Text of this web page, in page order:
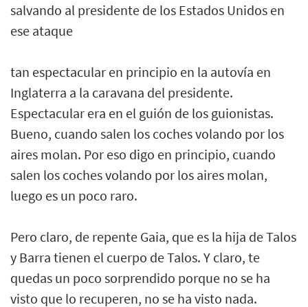
salvando al presidente de los Estados Unidos en
ese ataque
tan espectacular en principio en la autovía en
Inglaterra a la caravana del presidente.
Espectacular era en el guión de los guionistas.
Bueno, cuando salen los coches volando por los
aires molan. Por eso digo en principio, cuando
salen los coches volando por los aires molan,
luego es un poco raro.
Pero claro, de repente Gaia, que es la hija de Talos
y Barra tienen el cuerpo de Talos. Y claro, te
quedas un poco sorprendido porque no se ha
visto que lo recuperen, no se ha visto nada.